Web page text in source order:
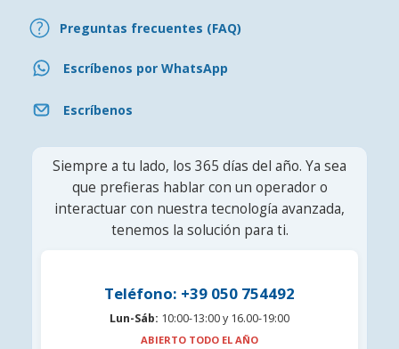
Preguntas frecuentes (FAQ)
Escríbenos por WhatsApp
Escríbenos
Siempre a tu lado, los 365 días del año. Ya sea
que prefieras hablar con un operador o
interactuar con nuestra tecnología avanzada,
tenemos la solución para ti.
Teléfono: +39 050 754492
Lun-Sáb: 10:00-13:00 y 16.00-19:00
ABIERTO TODO EL AÑO